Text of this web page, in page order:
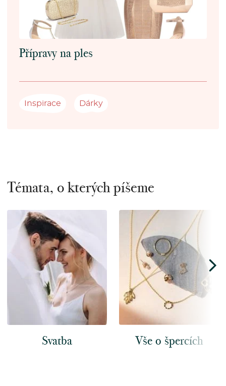
Přípravy na ples
Inspirace Dárky
Témata, o kterých píšeme
Svatba Vše o špercích